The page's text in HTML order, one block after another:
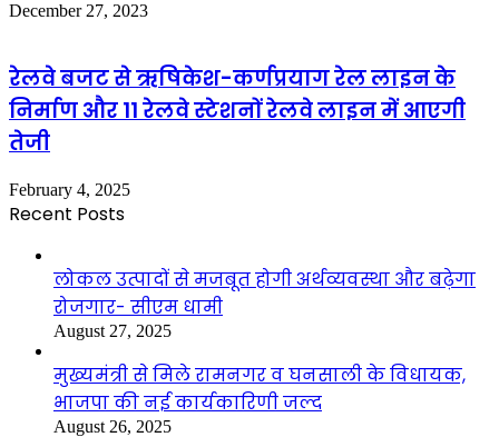
December 27, 2023
रेलवे बजट से ऋषिकेश-कर्णप्रयाग रेल लाइन के
निर्माण और 11 रेलवे स्टेशनों रेलवे लाइन में आएगी
तेजी
February 4, 2025
Recent Posts
लोकल उत्पादों से मजबूत होगी अर्थव्यवस्था और बढ़ेगा
रोजगार- सीएम धामी
August 27, 2025
मुख्यमंत्री से मिले रामनगर व घनसाली के विधायक,
भाजपा की नई कार्यकारिणी जल्द
August 26, 2025